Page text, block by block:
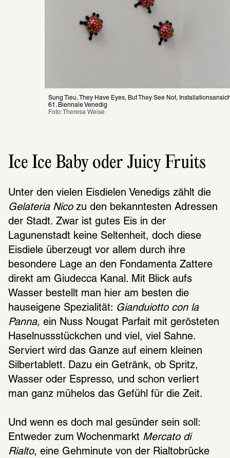
Sung Tieu, They Have Eyes, But They See Not,
61. Biennale Venedig
Foto: Theresa Weise
Ice Ice Baby oder Juicy Fruits
Gelateria Nico zu den bekanntesten Adressen
der Stadt. Zwar ist gutes Eis in der
Lagunenstadt keine Seltenheit, doch diese
Eisdiele überzeugt vor allem durch ihre
besondere Lage an den Fondamenta Zattere
direkt am Giudecca Kanal. Mit Blick aufs
Wasser bestellt man hier am besten die
hauseigene Spezialität: Gianduiotto con la
Panna, ein Nuss Nougat Parfait mit gerösteten
Haselnussstückchen und viel, viel Sahne.
Serviert wird das Ganze auf einem kleinen
Silbertablett. Dazu ein Getränk, ob Spritz,
Wasser oder Espresso, und schon verliert
man ganz mühelos das Gefühl für die Zeit.
Und wenn es doch mal gesünder sein soll:
Entweder zum Wochenmarkt Mercato di
Rialto, eine Gehminute von der Rialtobrücke